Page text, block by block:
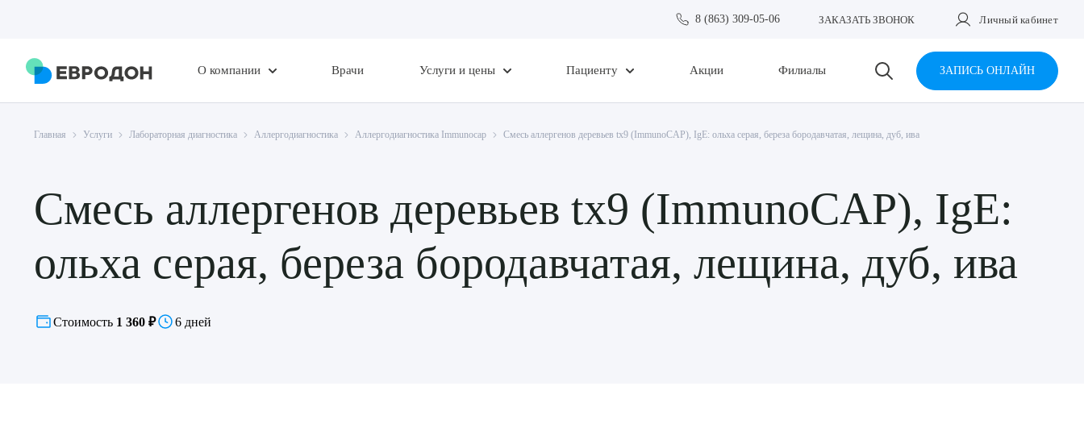
8 (863) 309-05-06 ЗАКАЗАТЬ ЗВОНОК Личный кабинет
О компании Врачи Услуги и цены Пациенту Акции Филиалы ЗАПИСЬ ОНЛАЙН
Главная Услуги Лабораторная диагностика Аллергодиагностика Аллергодиагностика Immunocap Смесь аллергенов деревьев tx9 (ImmunoCAP), IgE: ольха серая, береза бородавчатая, лещина, дуб, ива
Смесь аллергенов деревьев tx9 (ImmunoCAP), IgE:
ольха серая, береза бородавчатая, лещина, дуб, ива
Стоимость 1 360 ₽ 6 дней